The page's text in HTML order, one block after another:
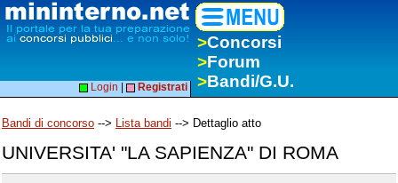
>Concorsi
>Forum
>Bandi/G.U.
Login Registrati
Bandi di concorso --> Lista bandi --> Dettaglio atto
UNIVERSITA' "LA SAPIENZA" DI ROMA